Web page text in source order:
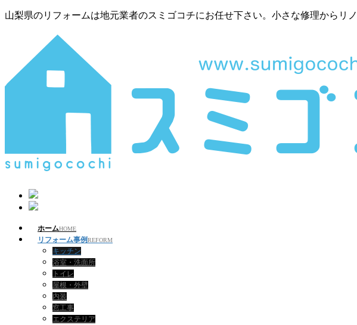
山梨県のリフォームは地元業者のスミゴコチにお任せ下さい。小さな修理からリ
ホームHOME
リフォーム事例REFORM
キッチン
浴室・洗面所
トイレ
屋根・外壁
内装
窓工事
エクステリア